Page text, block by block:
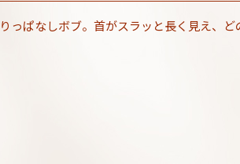
っぱなしボブ。首がスラッと長く見え、